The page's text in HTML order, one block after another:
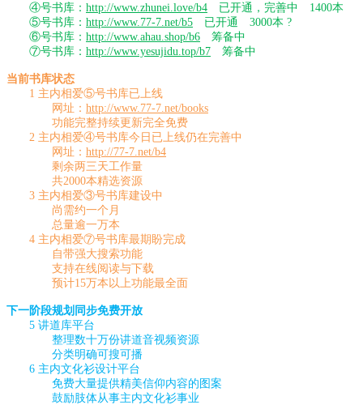
④号书库： http://www.zhunei.love/b4 已开通，完善中 1400本
⑤号书库： http://www.77-7.net/b5 已开通 3000本 ?
⑥号书库： http://www.ahau.shop/b6 筹备中
⑦号书库： http://www.yesujidu.top/b7 筹备中
当前书库状态
1 主内相爱⑤号书库已上线
网址： http://www.77-7.net/books
功能完整持续更新完全免费
2 主内相爱④号书库今日已上线仍在完善中
网址： http://77-7.net/b4
剩余两三天工作量
共2000本精选资源
3 主内相爱③号书库建设中
尚需约一个月
总量逾一万本
4 主内相爱⑦号书库最期盼完成
自带强大搜索功能
支持在线阅读与下载
预计15万本以上功能最全面
下一阶段规划同步免费开放
5 讲道库平台
整理数十万份讲道音视频资源
分类明确可搜可播
6 主内文化衫设计平台
免费大量提供精美信仰内容的图案
鼓励肢体从事主内文化衫事业